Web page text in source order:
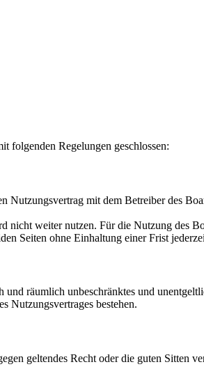
folgenden Regelungen geschlossen:
mit dem Betreiber des
nicht weiter nutzen. Für die Nutzung des
Seiten ohne Einhaltung einer Frist
räumlich unbeschränktes und
Nutzungsvertrages bestehen.
geltendes Recht oder die guten Sitten